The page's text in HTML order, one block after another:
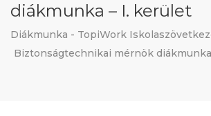
diákmunka – I. kerület
Diákmunka - TopiWork
Biztonságtechnikai mérnök